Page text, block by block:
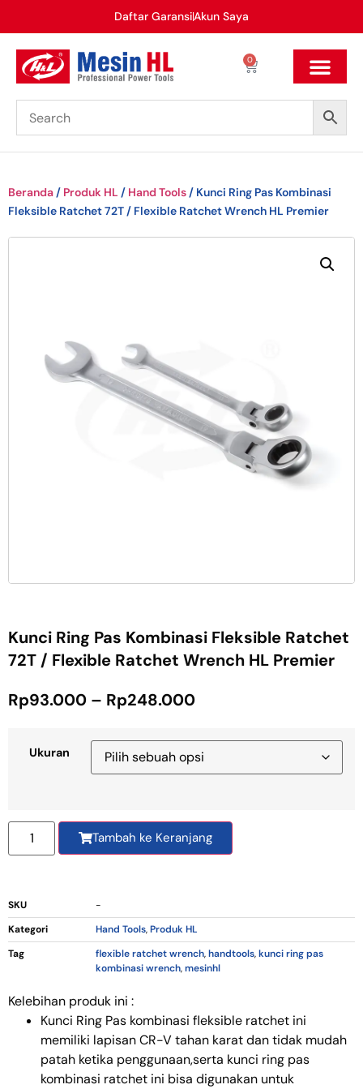
Daftar GaransiAkun Saya
0
Beranda / Produk HL / Hand Tools / Kunci Ring Pas Kombinasi
Fleksible Ratchet 72T / Flexible Ratchet Wrench HL Premier
Kunci Ring Pas Kombinasi Fleksible Ratchet
72T / Flexible Ratchet Wrench HL Premier
Rp93.000 – Rp248.000
Ukuran
Tambah ke Keranjang
SKU
-
Kategori
Hand Tools,Produk HL
Tag
flexible ratchet wrench,handtools,kunci ring pas
kombinasi wrench,mesinhl
Kelebihan produk ini :
Kunci Ring Pas kombinasi fleksible ratchet ini
memiliki lapisan CR-V tahan karat dan tidak mudah
patah ketika penggunaan,serta kunci ring pas
kombinasi ratchet ini bisa digunakan untuk